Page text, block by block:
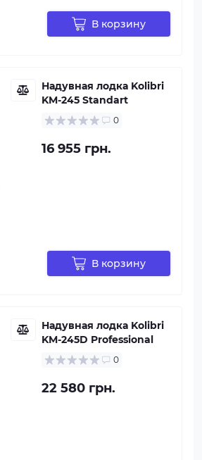
В корзину
Надувная лодка Kolibri
KM-245 Standart
0
16 955 грн.
В корзину
Надувная лодка Kolibri
KM-245D Professional
0
22 580 грн.